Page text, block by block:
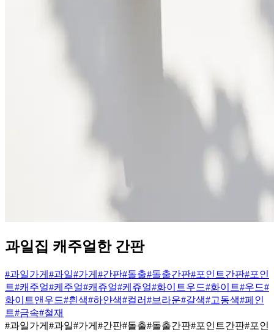
과일집 캐주얼한 간판
#과일가게 #과일#가게 #간판#돌출#돌출간판#포인트간판#포인
트#캐주얼#케주얼#캐쥬얼#케쥬얼#화이트우드#화이트#우드#
화이트앤우드#흰색#하얀색#컬러#브라운#갈색#고동색#페인
트#금속#철재
#과일가게 #과일#가게 #간판#돌출#돌출간판#포인트간판#포인